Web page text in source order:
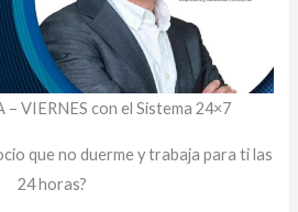
– VIERNES con el Sistema 24×7
que no duerme y trabaja para ti las
24 horas?